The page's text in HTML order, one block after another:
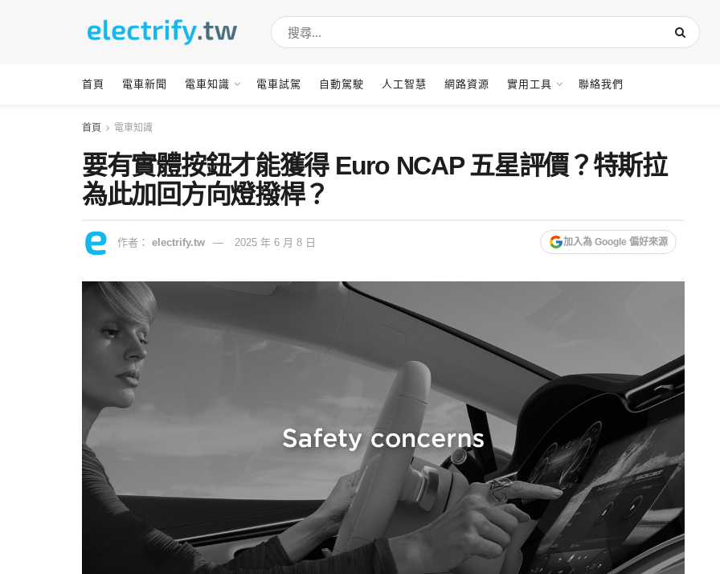
首頁 電車新聞 電車知識 電車試駕 自動駕駛 人工智慧 網路資源 實用工具 聯絡我們
首頁 電車知識
要有實體按鈕才能獲得 Euro NCAP 五星評價？特斯拉
為此加回方向燈撥桿？
作者： electrify.tw 2025 年 6 月 8 日 加入為 Google 偏好來源